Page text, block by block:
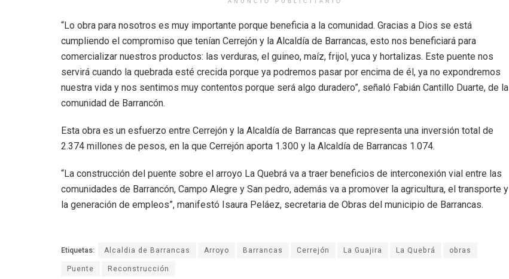
“Lo obra para nosotros es muy importante porque beneficia a la comunidad. Gracias a Dios se está
cumpliendo el compromiso que tenían Cerrejón y la Alcaldía de Barrancas, esto nos beneficiará para
comercializar nuestros productos: las verduras, el guineo, maíz, frijol, yuca y hortalizas. Este puente nos
servirá cuando la quebrada esté crecida porque ya podremos pasar por encima de él, ya no expondremos
nuestra vida y nos sentimos muy contentos porque será algo duradero”, señaló Fabián Cantillo Duarte, de la
comunidad de Barrancón.
Esta obra es un esfuerzo entre Cerrejón y la Alcaldía de Barrancas que representa una inversión total de
2.374 millones de pesos, en la que Cerrejón aporta 1.300 y la Alcaldía de Barrancas 1.074.
“La construcción del puente sobre el arroyo La Quebrá va a traer beneficios de interconexión vial entre las
comunidades de Barrancón, Campo Alegre y San pedro, además va a promover la agricultura, el transporte y
la generación de empleos”, manifestó Isaura Peláez, secretaria de Obras del municipio de Barrancas.
Etiquetas: Alcaldia de Barrancas Arroyo Barrancas Cerrejón La Guajira La Quebrá
obras
Puente
Reconstrucción